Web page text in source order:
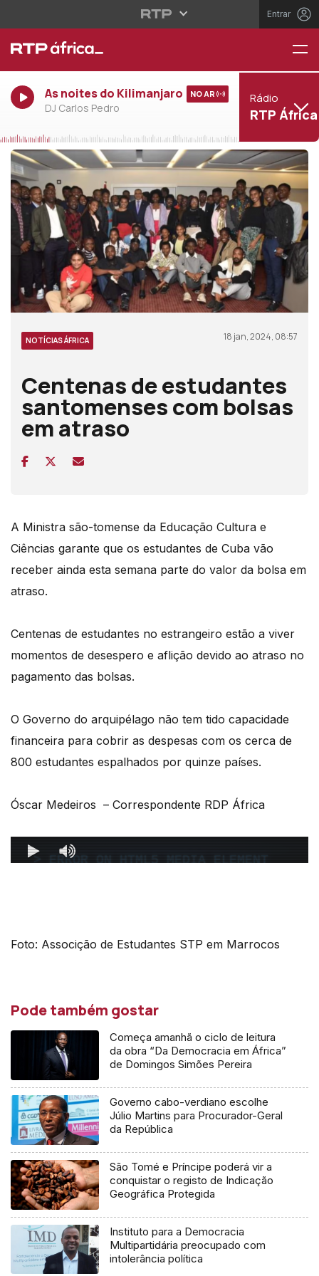
Entrar
As noites do Kilimanjaro
DJ Carlos Pedro
NO AR Rádio
RTP África
NOTÍCIAS ÁFRICA 18 jan, 2024, 08:57
Centenas de estudantes
santomenses com bolsas
em atraso
A Ministra são-tomense da Educação Cultura e
Ciências garante que os estudantes de Cuba vão
receber ainda esta semana parte do valor da bolsa em
atraso.
Centenas de estudantes no estrangeiro estão a viver
momentos de desespero e aflição devido ao atraso no
pagamento das bolsas.
O Governo do arquipélago não tem tido capacidade
financeira para cobrir as despesas com os cerca de
800 estudantes espalhados por quinze países.
Óscar Medeiros – Correspondente RDP África
Foto: Associção de Estudantes STP em Marrocos
Pode também gostar
Começa amanhã o ciclo de leitura
da obra “Da Democracia em África”
de Domingos Simões Pereira
Governo cabo-verdiano escolhe
Júlio Martins para Procurador-Geral
da República
São Tomé e Príncipe poderá vir a
conquistar o registo de Indicação
Geográfica Protegida
Instituto para a Democracia
Multipartidária preocupado com
intolerância política